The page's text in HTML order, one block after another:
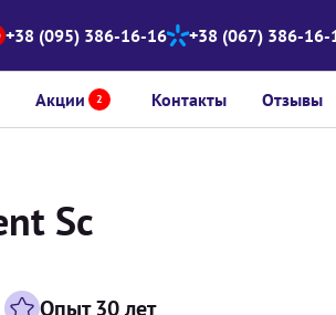
+38 (095) 386-16-16 +38 (067) 386-16-
Акции 2 Контакты Отзывы
Sc
Опыт 30 лет